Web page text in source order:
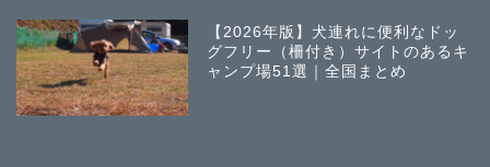
【2026年版】犬連れに便利なドッ
グフリー（柵付き）サイトのあるキ
ャンプ場51選｜全国まとめ